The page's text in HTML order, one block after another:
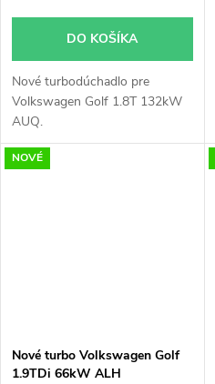
DO KOŠÍKA
Nové turbodúchadlo pre
Volkswagen Golf 1.8T 132kW
AUQ.
NOVÉ
Nové turbo Volkswagen Golf
1.9TDi 66kW ALH